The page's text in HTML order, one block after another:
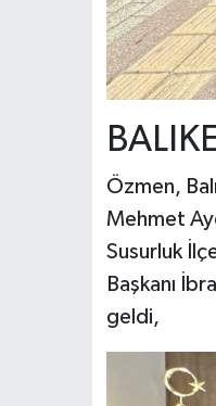
Özmen,
Mehmet
Susurluk
Başkanı
geldi,